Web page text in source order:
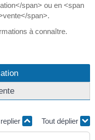
span> ou en <span
span>.
à connaître.
Tout déplier